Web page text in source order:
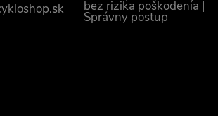
bez rizika poškodenia |
Správny postup